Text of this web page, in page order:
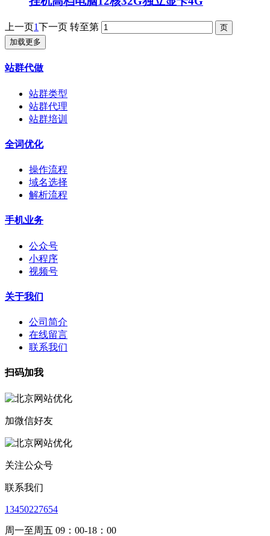
上一页1下一页 转至第
加载更多
站群代做
站群类型
站群代理
站群培训
全词优化
操作流程
域名选择
解析流程
手机业务
公众号
小程序
视频号
关于我们
公司简介
在线留言
联系我们
扫码加我
加微信好友
关注公众号
联系我们
13450227654
周一至周五 09：00-18：00